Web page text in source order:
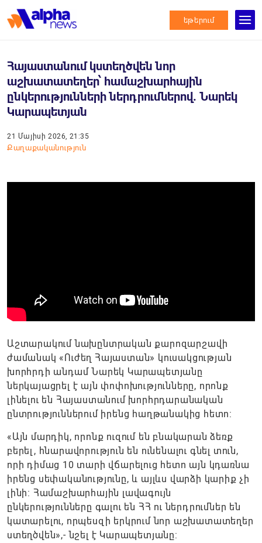
եթերում
Հայաստանում կստեղծվեն նոր
աշխատատեղեր՝ համաշխարհային
ընկերությունների ներդրումներով. Նարեկ
Կարապետյան
21 Մայիսի 2026, 21:35
Քաղաքականություն
Աշտարակում նախընտրական քարոզարշավի
ժամանակ «Ուժեղ Հայաստան» կուսակցության
խորհրդի անդամ Նարեկ Կարապետյանը
ներկայացրել է այն փոփոխությունները, որոնք
լինելու են Հայաստանում խորհրդարանական
ընտրություններում իրենց հաղթանակից հետո:
«Այն մարդիկ, որոնք ուզում են բնակարան ձեռք
բերել, հնարավորություն են ունենալու գնել տուն,
որի դիմաց 10 տարի վճարելուց հետո այն կդառնա
իրենց սեփականությունը, և այլևս վարձի կարիք չի
լինի: Համաշխարհային լավագույն
ընկերությունները գալու են ՀՀ ու ներդրումներ են
կատարելու, որպեսզի երկրում նոր աշխատատեղեր
ստեղծվեն»,- նշել է Կարապետյանը: